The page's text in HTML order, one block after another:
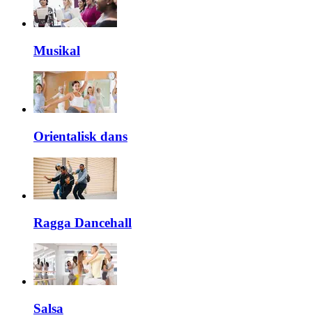
Musikal
Orientalisk dans
Ragga Dancehall
Salsa